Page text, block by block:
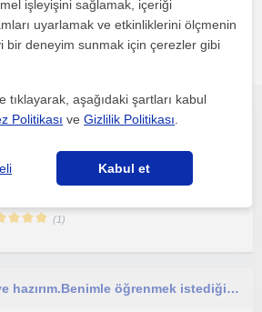
çekebilecek diğer Yabancilar için
Yabancilar için Türkçe
(1)
Yeni şeyler öğretmeye hazırım.Benimle öğrenmek istediğiniz için teşekkürler
işleyişini sağlamak, içeriği
uyarlamak ve etkinliklerini ölçmenin
bir deneyim sunmak için çerezler gibi
tıklayarak, aşağıdaki şartları kabul
Politikası veGizlilik Politikası
Kabul et